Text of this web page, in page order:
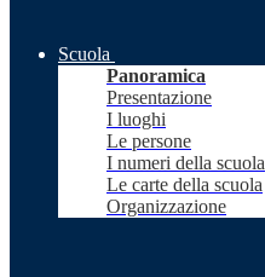
Scuola
Panoramica
Presentazione
I luoghi
Le persone
I numeri della scuola
Le carte della scuola
Organizzazione